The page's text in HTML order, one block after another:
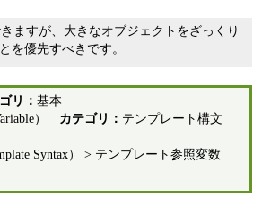
ますが、大きなオブジェクトをざっくり
を優先すべきです。
リ： 基本
） カテゴリ： テンプレート構文
Syntax） > テンプレート参照変数